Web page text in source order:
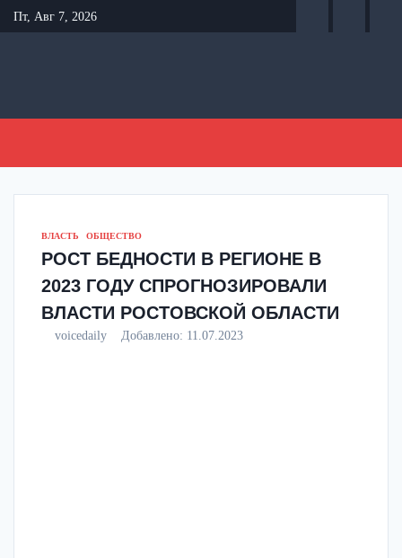
Перейти
к
Пт, Авг 7, 2026
ВЛАСТЬ ОБЩЕСТВО
РОСТ БЕДНОСТИ В РЕГИОНЕ В
2023 ГОДУ СПРОГНОЗИРОВАЛИ
ВЛАСТИ РОСТОВСКОЙ ОБЛАСТИ
voicedaily Добавлено: 11.07.2023